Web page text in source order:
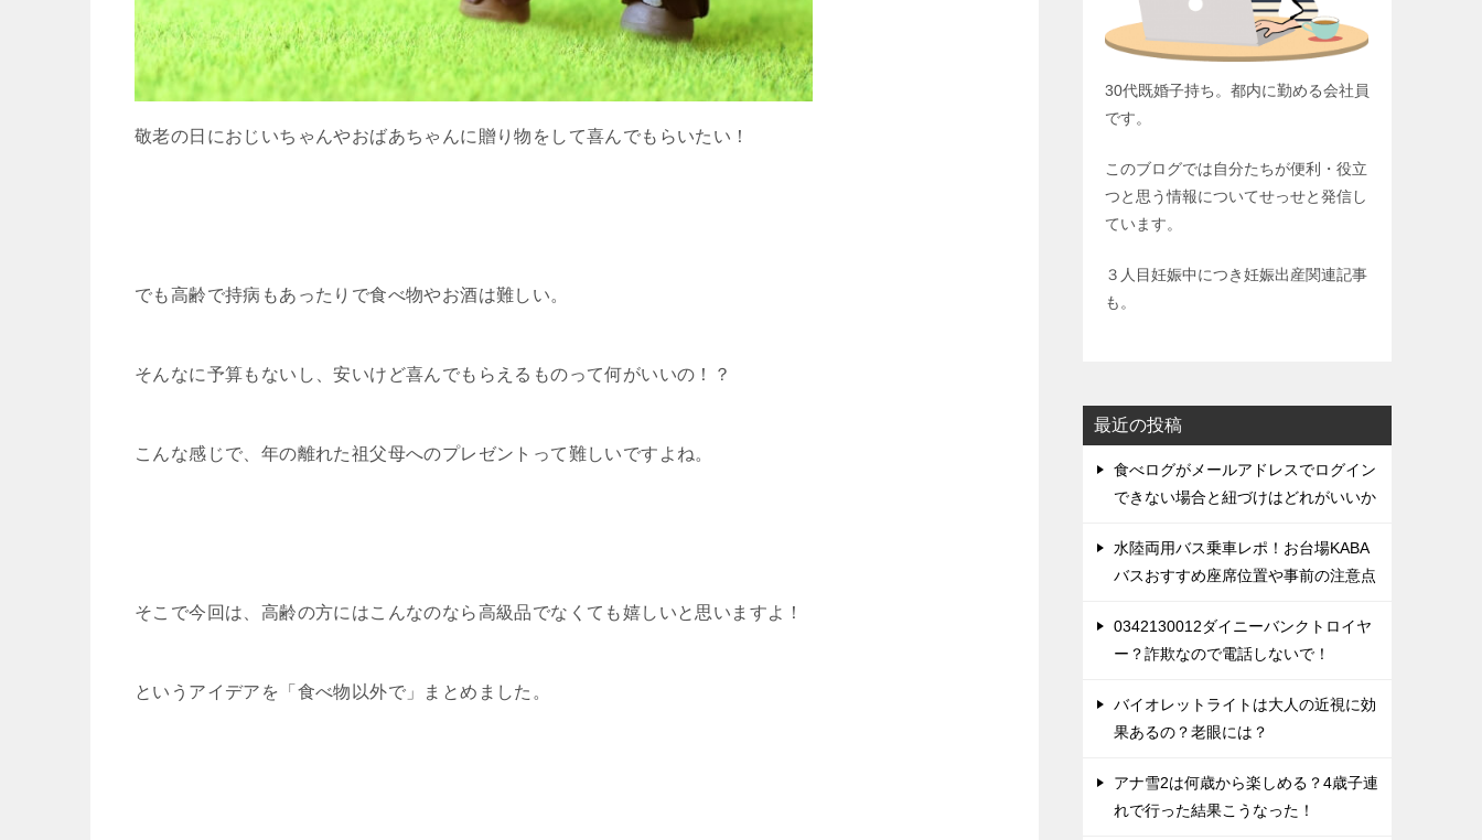
敬老の日におじいちゃんやおばあちゃんに贈り物をして喜んでもらいたい！
でも高齢で持病もあったりで食べ物やお酒は難しい。
そんなに予算もないし、安いけど喜んでもらえるものって何がいいの！？
こんな感じで、年の離れた祖父母へのプレゼントって難しいですよね。
そこで今回は、高齢の方にはこんなのなら高級品でなくても嬉しいと思いますよ！
というアイデアを「食べ物以外で」まとめました。
30代既婚子持ち。都内に勤める会社員
です。
このブログでは自分たちが便利・役立
つと思う情報についてせっせと発信し
ています。
３人目妊娠中につき妊娠出産関連記事
も。
最近の投稿
食べログがメールアドレスでログイン
できない場合と紐づけはどれがいいか
水陸両用バス乗車レポ！お台場KABA
バスおすすめ座席位置や事前の注意点
0342130012ダイニーバンクトロイヤ
ー？詐欺なので電話しないで！
バイオレットライトは大人の近視に効
果あるの？老眼には？
アナ雪2は何歳から楽しめる？4歳子連
れで行った結果こうなった！